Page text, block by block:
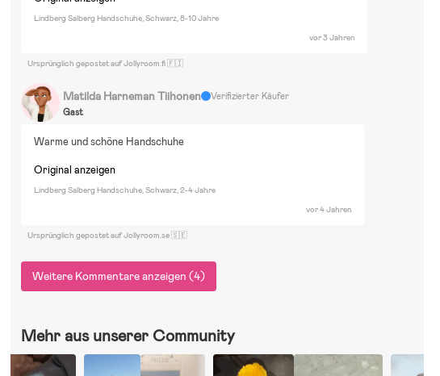
Lindberg Salberg Handschuhe, Schwarz, 8-10 Jahre
vor 3 Jahren
Ursprünglich gepostet auf Jollyroom.fi 🇫🇮
Matilda Harneman Tiihonen
Verifizierter Käufer
Gast
Warme und schöne Handschuhe
Original anzeigen
Lindberg Salberg Handschuhe, Schwarz, 2-4 Jahre
vor 4 Jahren
Ursprünglich gepostet auf Jollyroom.se 🇸🇪
Weitere Kommentare anzeigen (4)
Mehr aus unserer Community